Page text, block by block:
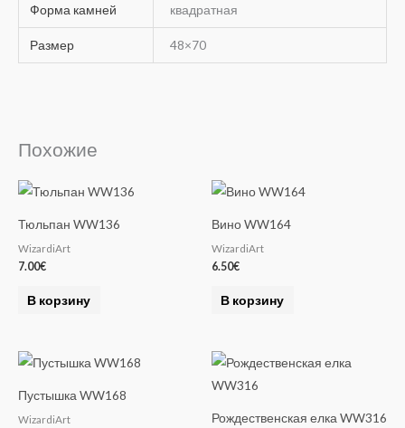
Форма камней квадратная
Размер 48×70
Похожие
Тюльпан WW136
WizardiArt
7.00€
В корзину
Вино WW164
WizardiArt
6.50€
В корзину
Пустышка WW168
WizardiArt Рождественская елка WW316